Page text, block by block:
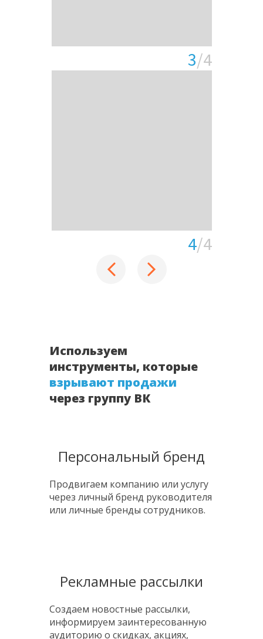
3/4
4/4
Используем
инструменты, которые
взрывают продажи
через группу ВК
Персональный бренд
Продвигаем компанию или услугу
через личный бренд руководителя
или личные бренды сотрудников.
Рекламные рассылки
Создаем новостные рассылки,
информируем заинтересованную
аудиторию о скидках, акциях,